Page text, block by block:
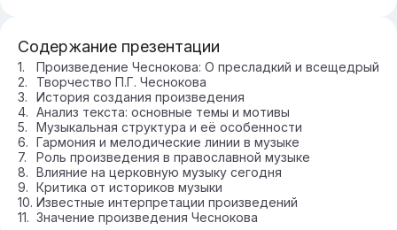
Содержание презентации
Произведение Чеснокова: О пресладкий и всещедрый
Творчество П.Г. Чеснокова
История создания произведения
Анализ текста: основные темы и мотивы
Музыкальная структура и её особенности
Гармония и мелодические линии в музыке
Роль произведения в православной музыке
Влияние на церковную музыку сегодня
Критика от историков музыки
Известные интерпретации произведений
Значение произведения Чеснокова